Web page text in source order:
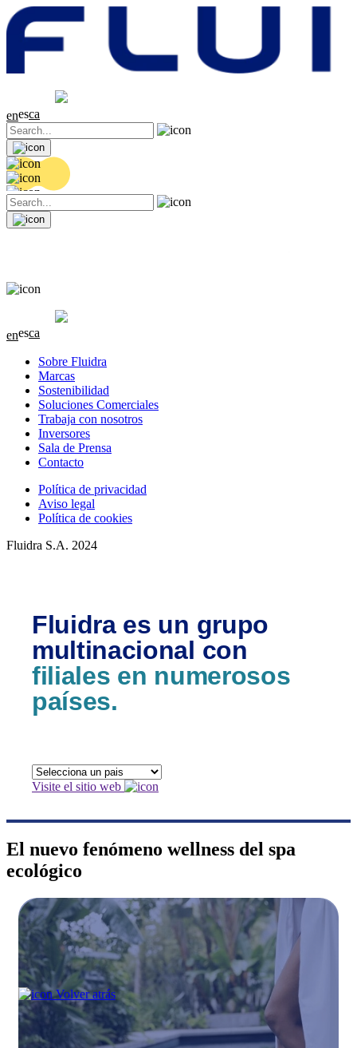
-0.16 (-0.79%)
enesca
-0.16 (-0.79%)
enesca
Sobre Fluidra
Marcas
Sostenibilidad
Soluciones Comerciales
Trabaja con nosotros
Inversores
Sala de Prensa
Contacto
Política de privacidad
Aviso legal
Política de cookies
Fluidra S.A. 2024
Fluidra es un grupo
multinacional con
filiales en numerosos
países.
Visite el sitio web
El nuevo fenómeno wellness del spa
ecológico
Volver atrás